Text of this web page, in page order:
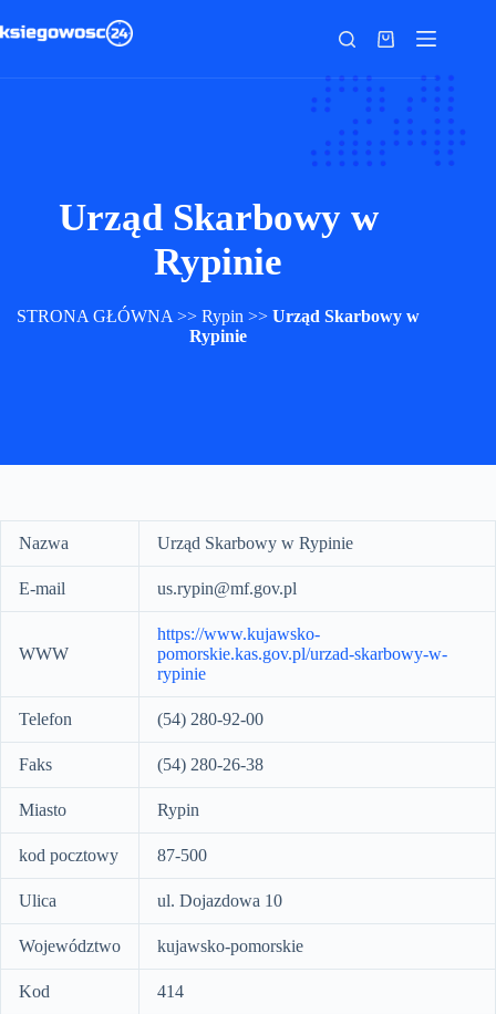
do
Koszyk
Urząd Skarbowy w
Rypinie
STRONA GŁÓWNA >>Rypin >>Urząd Skarbowy w
Rypinie
Nazwa Urząd Skarbowy w Rypinie
E-mail us.rypin@mf.gov.pl
WWW
https://www.kujawsko-
pomorskie.kas.gov.pl/urzad-skarbowy-w-
rypinie
Telefon (54) 280-92-00
Faks (54) 280-26-38
Miasto Rypin
kod pocztowy 87-500
Ulica ul. Dojazdowa 10
Województwo kujawsko-pomorskie
Kod
414